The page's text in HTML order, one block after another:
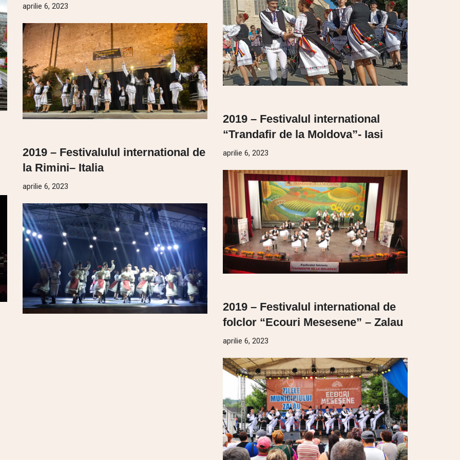
aprilie 6, 2023
2019 – Festivalul international
“Trandafir de la Moldova”- Iasi
aprilie 6, 2023
2019 – Festivalulul international de
la Rimini– Italia
aprilie 6, 2023
2019 – Festivalul international de
folclor “Ecouri Mesesene” – Zalau
aprilie 6, 2023